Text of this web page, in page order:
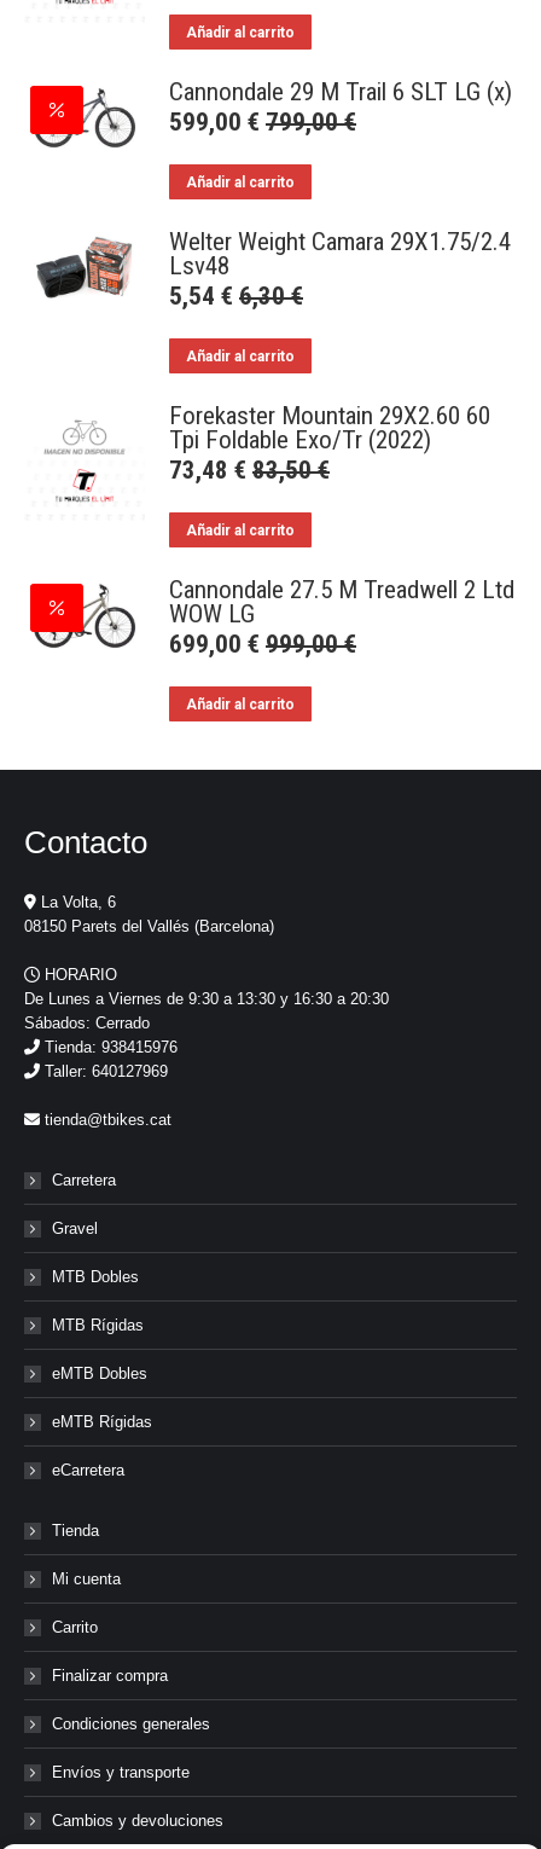
Añadir al carrito
Cannondale 29 M Trail 6 SLT LG (x)
599,00 € 799,00€
Añadir al carrito
Welter Weight Camara 29X1.75/2.4
Lsv48
5,54 € 6,30€
Añadir al carrito
Forekaster Mountain 29X2.60 60
Tpi Foldable Exo/Tr (2022)
73,48 € 83,50€
Añadir al carrito
Cannondale 27.5 M Treadwell 2 Ltd
WOW LG
699,00 € 999,00€
Añadir al carrito
Contacto
La Volta, 6
08150 Parets del Vallés (Barcelona)
HORARIO
De Lunes a Viernes de 9:30 a 13:30 y 16:30 a 20:30
Sábados: Cerrado
Tienda: 938415976
Taller: 640127969
tienda@tbikes.cat
Carretera
Gravel
MTB Dobles
MTB Rígidas
eMTB Dobles
eMTB Rígidas
eCarretera
Tienda
Mi cuenta
Carrito
Finalizar compra
Condiciones generales
Envíos y transporte
Cambios y devoluciones